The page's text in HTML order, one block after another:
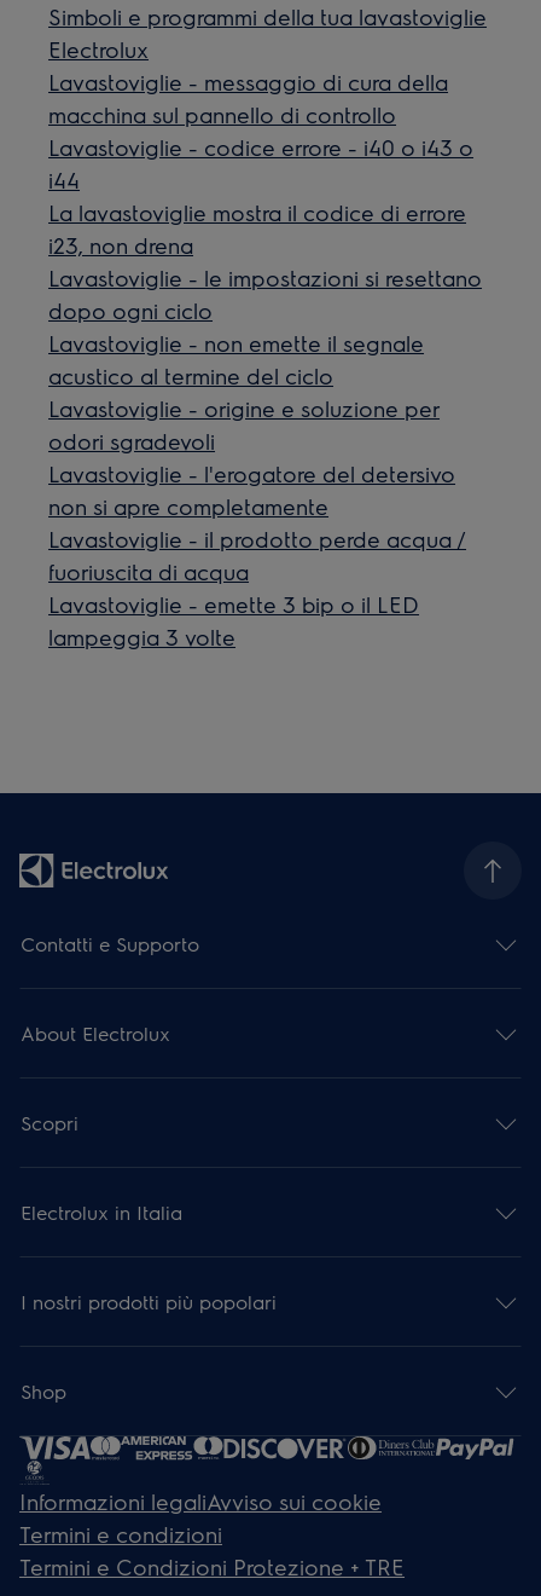
Simboli e programmi della tua lavastoviglie
Electrolux
Lavastoviglie - messaggio di cura della
macchina sul pannello di controllo
Lavastoviglie - codice errore - i40 o i43 o
i44
La lavastoviglie mostra il codice di errore
i23, non drena
Lavastoviglie - le impostazioni si resettano
dopo ogni ciclo
Lavastoviglie - non emette il segnale
acustico al termine del ciclo
Lavastoviglie - origine e soluzione per
odori sgradevoli
Lavastoviglie - l'erogatore del detersivo
non si apre completamente
Lavastoviglie - il prodotto perde acqua /
fuoriuscita di acqua
Lavastoviglie - emette 3 bip o il LED
lampeggia 3 volte
Contatti e Supporto
About Electrolux
Scopri
Electrolux in Italia
I nostri prodotti più popolari
Shop
Informazioni legaliAvviso sui cookie
Termini e condizioni
Termini e Condizioni Protezione + TRE